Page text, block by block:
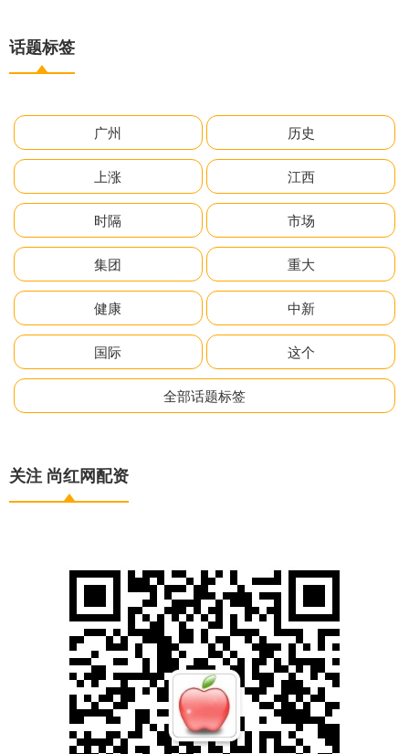
话题标签
广州 历史
上涨 江西
时隔 市场
集团 重大
健康 中新
国际 这个
全部话题标签
关注 尚红网配资